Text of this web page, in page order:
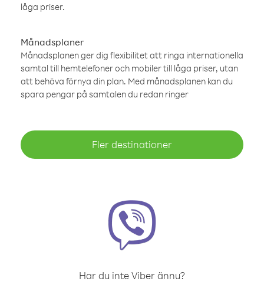
låga priser.
Månadsplaner
Månadsplanen ger dig flexibilitet att ringa internationella
samtal till hemtelefoner och mobiler till låga priser, utan
att behöva förnya din plan. Med månadsplanen kan du
spara pengar på samtalen du redan ringer
Fler destinationer
Har du inte Viber ännu?